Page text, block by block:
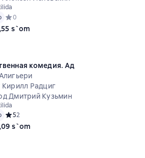
Средний рейтинг 0 на основе 0 оценок
0
s`om
комедия. Ад
Кирилл Радциг
Дмитрий Кузьмин
Средний рейтинг 5 на основе 2 оценок
52
s`om